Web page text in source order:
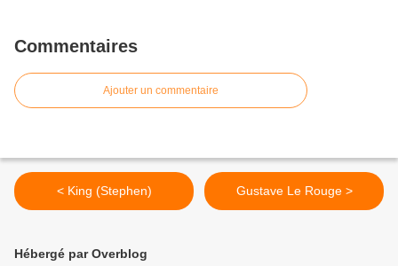
Commentaires
Ajouter un commentaire
< King (Stephen) Gustave Le Rouge >
Hébergé par Overblog